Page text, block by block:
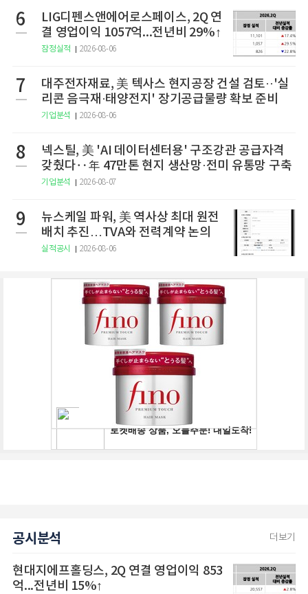
6
LIG디펜스앤에어로스페이스, 2Q 연
결 영업이익 1057억...전년비 29%↑
잠정실적 2026-08-06
7
대주전자재료, 美 텍사스 현지공장 건설 검토··'실
리콘 음극재·태양전지' 장기공급물량 확보 준비
기업분석 2026-08-06
8
넥스틸, 美 'AI 데이터센터용' 구조강관 공급자격
갖췄다‥年 47만톤 현지 생산망·전미 유통망 구축
기업분석 2026-08-07
9
뉴스케일 파워, 美 역사상 최대 원전
배치 추진…TVA와 전력계약 논의
실적공시 2026-08-06
공시분석 더보기
현대지에프홀딩스, 2Q 연결 영업이익 853
억...전년비 15%↑